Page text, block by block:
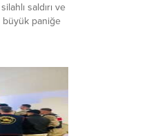
saldırı ve
büyük paniğe
sayıda özel
sevk
Merkezi
Koyuncu